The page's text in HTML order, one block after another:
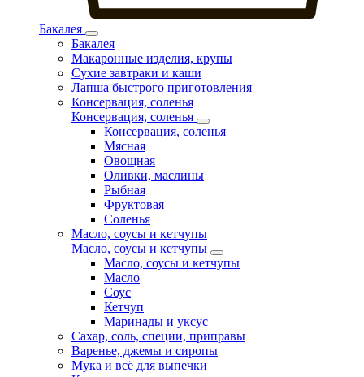
Бакалея
Бакалея
Макаронные изделия, крупы
Сухие завтраки и каши
Лапша быстрого приготовления
Консервация, соленья
Консервация, соленья
Консервация, соленья
Мясная
Овощная
Оливки, маслины
Рыбная
Фруктовая
Соленья
Масло, соусы и кетчупы
Масло, соусы и кетчупы
Масло, соусы и кетчупы
Масло
Соус
Кетчуп
Маринады и уксус
Сахар, соль, специи, приправы
Варенье, джемы и сиропы
Мука и всё для выпечки